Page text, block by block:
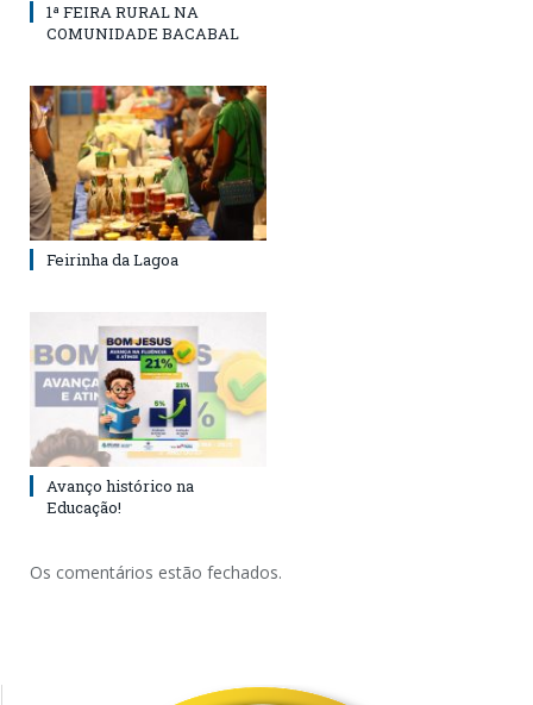
1ª FEIRA RURAL NA
COMUNIDADE BACABAL
Feirinha da Lagoa
Avanço histórico na
Educação!
Os comentários estão fechados.